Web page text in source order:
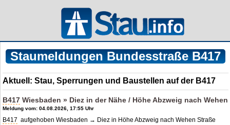
Staumeldungen Bundesstraße B417
Aktuell: Stau, Sperrungen und Baustellen auf der B417
B417 Wiesbaden » Diez in der Nähe / Höhe Abzweig nach Wehen
Meldung vom: 04.08.2026, 17:55 Uhr
B417 aufgehoben Wiesbaden → Diez in Höhe Abzweig nach Wehen Straße